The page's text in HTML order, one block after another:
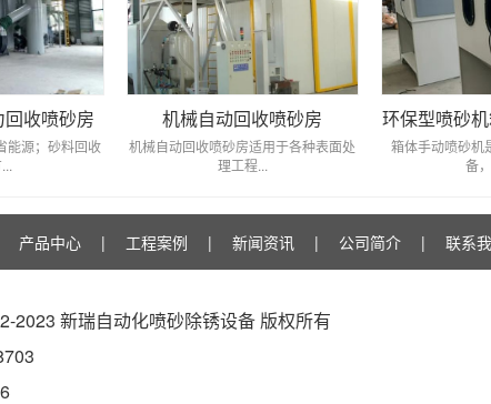
收喷砂房
能源；砂料回收
机械自动回收喷砂房
机械自动回收喷砂房适用于各种表面处
理工程...
环保型喷砂
箱体手动喷砂机
备
产品中心 | 工程案例 | 新闻资讯 | 公司简介 | 联系
2023 新瑞自动化喷砂除锈设备 版权所有